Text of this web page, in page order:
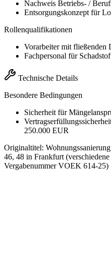
Nachweis Betriebs- /
Entsorgungskonzept für
Rollenqualifikationen
Vorarbeiter mit fließenden
Fachpersonal für
Technische Details
Besondere Bedingungen
Sicherheit für
250.000 EUR
Originaltitel:
46, 48 in Frankfurt
Vergabenummer VOEK 614-25)